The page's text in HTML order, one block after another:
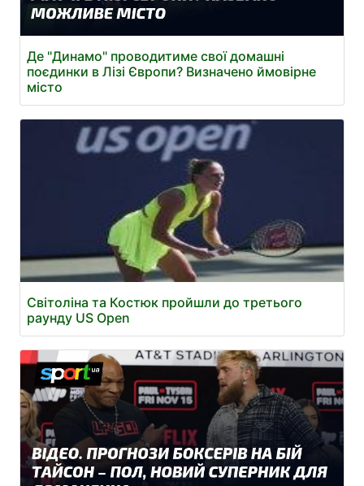
Де "Динамо" проводитиме свої домашні
поєдинки в Лізі Європи? Визначено ймовірне
місто
Світоліна та Костюк пройшли до третього
раунду US Open